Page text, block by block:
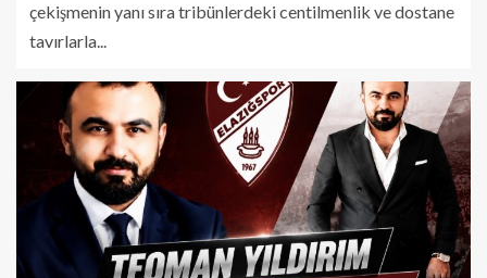
çekişmenin yanı sıra tribünlerdeki centilmenlik ve dostane
tavırlarla...